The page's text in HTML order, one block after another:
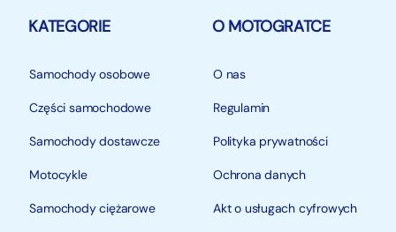
KATEGORIE
Samochody osobowe
Części samochodowe
Samochody dostawcze
Motocykle
Samochody ciężarowe
O MOTOGRATCE
O nas
Regulamin
Polityka prywatności
Ochrona danych
Akt o usługach cyfrowych